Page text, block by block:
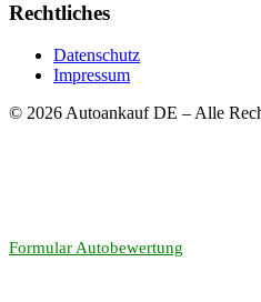
Rechtliches
Datenschutz
Impressum
© 2026 Autoankauf DE – Alle
Formular Autobewertung